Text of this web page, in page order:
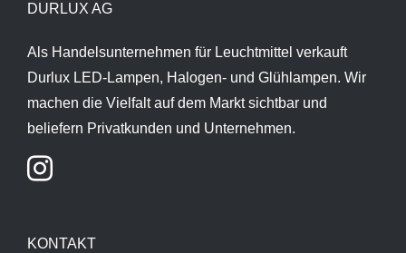
DURLUX AG
Als Handelsunternehmen für Leuchtmittel verkauft
Durlux LED-Lampen, Halogen- und Glühlampen. Wir
machen die Vielfalt auf dem Markt sichtbar und
beliefern Privatkunden und Unternehmen.
KONTAKT